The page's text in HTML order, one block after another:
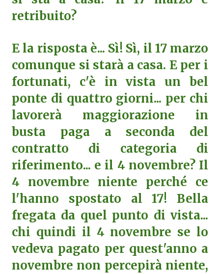
retribuito?
E la risposta è... Sì! Sì, il 17 marzo
comunque si starà a casa. E per i
fortunati, c'è in vista un bel
ponte di quattro giorni... per chi
lavorerà maggiorazione in
busta paga a seconda del
contratto di categoria di
riferimento... e il 4 novembre? Il
4 novembre niente perché ce
l'hanno spostato al 17! Bella
fregata da quel punto di vista...
chi quindi il 4 novembre se lo
vedeva pagato per quest'anno a
novembre non percepirà niente,